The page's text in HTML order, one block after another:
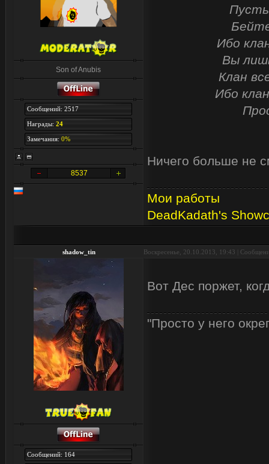
Son of Anubis
Сообщений: 2517
Награды: 24
Замечания: 0%
8537
Ибо
Вы
Клан
Ибо
Ничего больше не
Мои работы
DeadKadath's
shadow_tin Воскресенье, 20.10.2013, 19:43 |
Сообщений: 164
Вот Дес поржет,
"Просто у него